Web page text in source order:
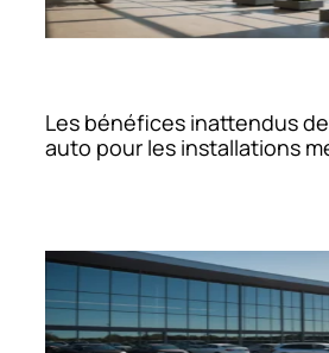
Les bénéfices inattendus
auto pour les installations